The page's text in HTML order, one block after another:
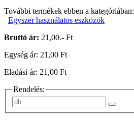
További termékek ebben a kategóriában:
Egyszer használatos eszközök
Bruttó ár: 21,00.- Ft
Egység ár: 21,00 Ft
Eladási ár: 21,00 Ft
Rendelés: